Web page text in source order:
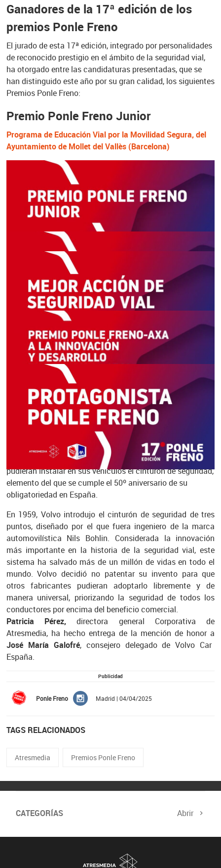
Ganadores de la 17ª edición de los
premios Ponle Freno
El jurado de esta 17ª edición, integrado por personalidades
de reconocido prestigio en el ámbito de la seguridad vial,
ha otorgado entre las candidaturas presentadas, que se
han distinguido este año por su gran calidad, los siguientes
Premios Ponle Freno:
Premio Ponle Freno Junior
Programa de Educación Vial por la Movilidad Segura, del
Ayuntamiento de Mollet del Vallès (Barcelona)
Premio Ponle Freno a la Mejor Acción
de Seguridad Vial Ex Aequo
Conferencia Internacional de Seguridad Vial de la Moto y
MotoTech, organidada por ANESDOR y DGT
Escuela de Conducción de Volkswagen
Premio Ponle Freno-AXA a la
Innovación en Seguridad Vial
Siempre seguro, de Alsa
Protagonista Ponle Freno
Agrupación de Tráfico de la Guardia Civil - Sector Valencia
por su actuación y dedicación durante la DANA
Mención de Honor
Volvo Group, por ceder la patente del cinturón de
seguridad, que cumple 50 años de su implantación en
España
Extraordinariamente, los Premios Ponle Freno de este año
han concedido
una mención de honor aVolvo Car
por ceder la patente para que otros fabricantes
pudieran instalar en sus vehículos el cinturón de seguridad,
elemento del que se cumple el 50º aniversario de su
obligatoriedad en España.
En 1959, Volvo introdujo el cinturón de seguridad de tres
puntos, diseñado por el que fuera ingeniero de la marca
automovilística Nils Bohlin. Considerada la innovación
más importante en la historia de la seguridad vial, este
sistema ha salvado más de un millón de vidas en todo el
mundo. Volvo decidió no patentar su invento para que
otros fabricantes pudieran adoptarlo libremente y de
manera universal, priorizando la seguridad de todos los
conductores por encima del beneficio comercial.
Patricia Pérez, directora general Corporativa de
Atresmedia, ha hecho entrega de la mención de honor a
José María Galofré, consejero delegado de Volvo Car
España.
Publicidad
Ponle Freno Madrid | 04/04/2025
TAGS RELACIONADOS
Atresmedia Premios Ponle Freno
CATEGORÍAS Abrir